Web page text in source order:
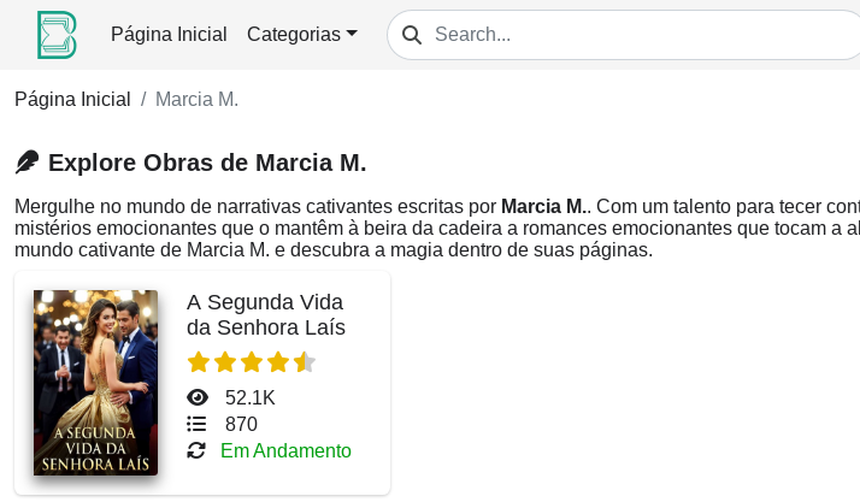
Página Inicial Categorias
Página Inicial Marcia M.
Explore Obras de Marcia M.
Mergulhe no mundo de narrativas cativantes escritas por Marcia M.. Com um talento para tecer
mistérios emocionantes que o mantêm à beira da cadeira a romances emocionantes que tocam
mundo cativante de Marcia M. e descubra a magia dentro de suas páginas.
A Segunda Vida
da Senhora Laís
52.1K
870
Em Andamento